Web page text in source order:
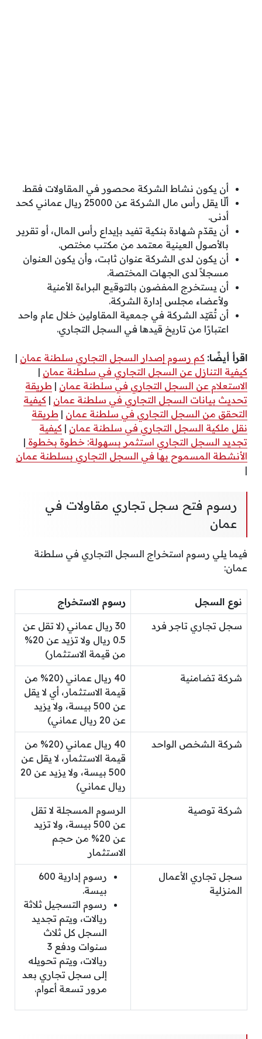
أن يكون نشاط الشركة محصور في المقاولات فقط.
ألّا يقل رأس مال الشركة عن 25000 ريال عماني كحد
أدنى.
أن يقدّم شهادة بنكية تفيد بإيداع رأس المال، أو تقرير
بالأصول العينية معتمد من مكتب مختص.
أن يكون لدى الشركة عنوان ثابت، وأن يكون العنوان
مسجلاً لدى الجهات المختصة.
أن يستخرج المفضون بالتوقيع البراءة الأمنية
ولأعضاء مجلس إدارة الشركة.
أن تُقيّد الشركة في جمعية المقاولين خلال عام واحد
اعتبارًا من تاريخ قيدها في السجل التجاري.
اقرأ أيضًا: كم رسوم إصدار السجل التجاري سلطنة عمان |
كيفية التنازل عن السجل التجاري في سلطنة عمان |
الاستعلام عن السجل التجاري في سلطنة عمان | طريقة
تحديث بيانات السجل التجاري في سلطنة عمان | كيفية
التحقق من السجل التجاري في سلطنة عمان | طريقة
نقل ملكية السجل التجاري في سلطنة عمان | كيفية
تجديد السجل التجاري استثمر بسهولة: خطوة بخطوة |
الأنشطة المسموح بها في السجل التجاري بسلطنة عمان
|
رسوم فتح سجل تجاري مقاولات في
عمان
فيما يلي رسوم استخراج السجل التجاري في سلطنة
عمان:
نوع السجل رسوم الاستخراج
سجل تجاري تاجر فرد
30 ريال عماني (لا تقل عن
0.5 ريال ولا تزيد عن 20%
من قيمة الاستثمار)
شركة تضامنية
40 ريال عماني (20% من
قيمة الاستثمار، أي لا يقل
عن 500 بيسة، ولا يزيد
عن 20 ريال عماني)
شركة الشخص الواحد
40 ريال عماني (20% من
قيمة الاستثمار، لا يقل عن
500 بيسة، ولا يزيد عن 20
ريال عماني)
شركة توصية
الرسوم المسجلة لا تقل
عن 500 بيسة، ولا تزيد
عن 20% من حجم
الاستثمار
سجل تجاري الأعمال
المنزلية
رسوم إدارية 600
بيسة.
رسوم التسجيل ثلاثة
ريالات، ويتم تجديد
السجل كل ثلاث
سنوات ودفع 3
ريالات، ويتم تحويله
إلى سجل تجاري بعد
مرور تسعة أعوام.